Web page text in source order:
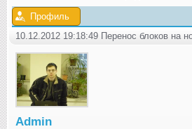
Профиль
10.12.2012 19:18:49 Перенос блоков на
Admin